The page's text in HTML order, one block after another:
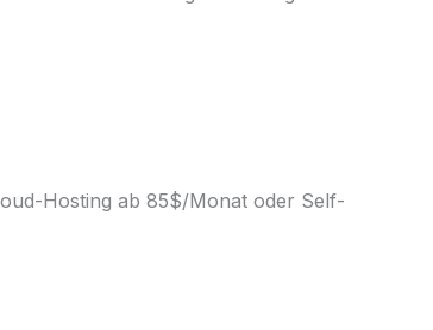
Hosting ab 85$/Monat oder Self-